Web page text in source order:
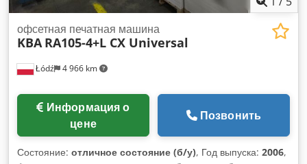
Łódź 4 966 km
офсетная печатная машина
KBA RA105-4+L CX Universal
цене
Позвонить
Состояние: отличное состояние (б/у), Год выпуска: 2006,